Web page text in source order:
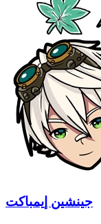
جينشين إيمباكت